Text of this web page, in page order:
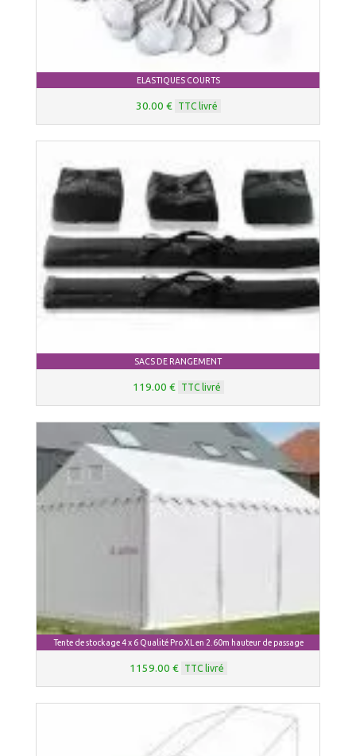
ELASTIQUES COURTS
30.00 € TTC livré
SACS DE RANGEMENT
119.00 € TTC livré
Tente de stockage 4 x 6 Qualité Pro XL en 2.60m hauteur de passage
1159.00 € TTC livré